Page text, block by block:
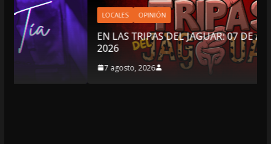
LOCALES OPINIÓN
EN LAS TRIPAS DEL JAGUAR: 07 DE AGOSTO DE
2026
7 agosto, 2026